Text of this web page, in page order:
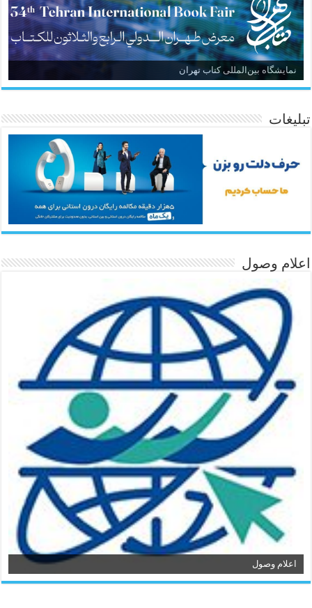
نمایشگاه بین‌المللی کتاب تهران
تبلیغات
اعلام وصول
اعلام وصول